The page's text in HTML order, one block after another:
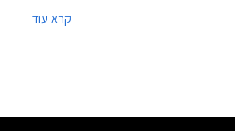
שעיקרו מתחת לפני השטח
הדגמים
קרא עוד